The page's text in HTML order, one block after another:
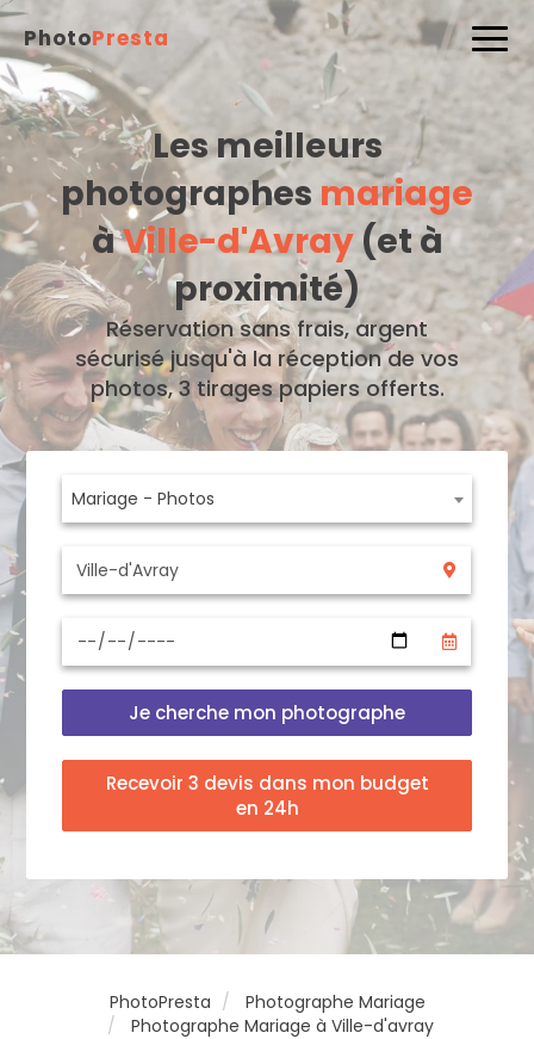
PhotoPresta
Les meilleurs
photographes mariage
àVille-d'Avray(et à
proximité)
Réservation sans frais, argent
sécurisé jusqu'à la réception de vos
photos, 3 tirages papiers offerts.
Mariage - Photos
Je cherche mon photographe
Recevoir 3 devis dans mon budget
en 24h
PhotoPresta
Photographe Mariage
Photographe Mariage à Ville-d'avray